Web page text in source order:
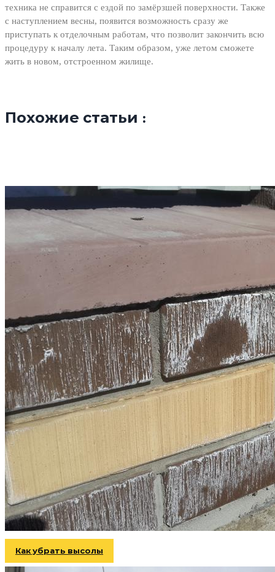
техника не справится с ездой по замёрзшей поверхности. Также
с наступлением весны, появится возможность сразу же
приступать к отделочным работам, что позволит закончить всю
процедуру к началу лета. Таким образом, уже летом сможете
жить в новом, отстроенном жилище.
Похожие статьи :
Как убрать высолы